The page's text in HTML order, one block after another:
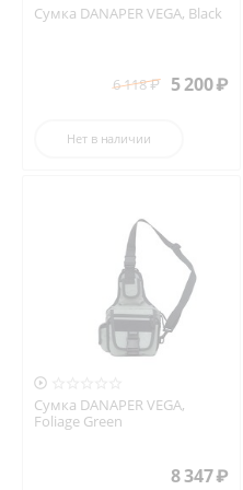
Сумка DANAPER VEGA, Black
6 118₽ 5 200₽
Нет в наличии

Сумка DANAPER VEGA,
Foliage Green
8 347₽